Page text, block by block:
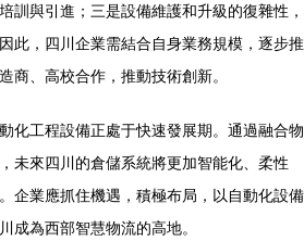
訓與引進；三是設備維護和升級的復雜性，
此，四川企業需結合自身業務規模，逐步推
商、高校合作，推動技術創新。
化工程設備正處于快速發展期。通過融合物
未來四川的倉儲系統將更加智能化、柔性
企業應抓住機遇，積極布局，以自動化設備
成為西部智慧物流的高地。